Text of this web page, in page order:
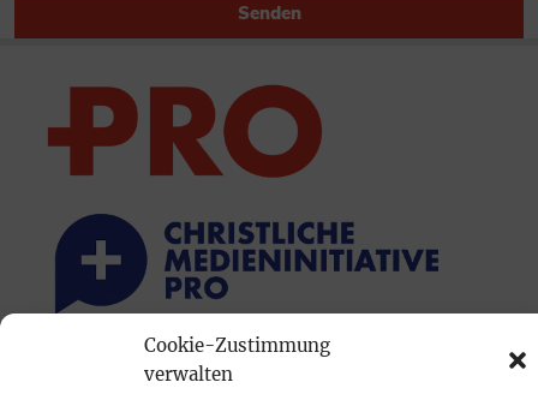
Cookie-Zustimmung
verwalten
Senden
PRINTAUSGABE